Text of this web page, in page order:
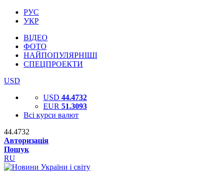
РУС
УКР
ВІДЕО
ФОТО
НАЙПОПУЛЯРНІШІ
СПЕЦПРОЕКТИ
USD
USD 44.4732
EUR 51.3093
Всі курси валют
44.4732
Авторизація
Пошук
RU